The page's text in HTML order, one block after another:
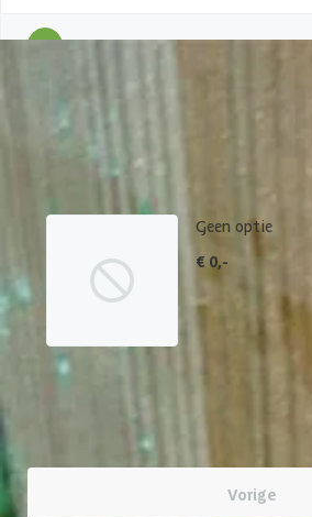
1
Fundering
Een goede fundering verlengt de
Geen optie
€ 0,-
Vorige